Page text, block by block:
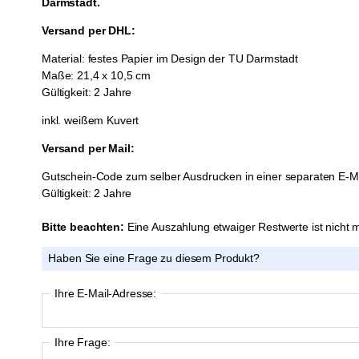
Darmstadt.
Versand per DHL:
Material: festes Papier im Design der TU Darmstadt
Maße: 21,4 x 10,5 cm
Gültigkeit: 2 Jahre
inkl. weißem Kuvert
Versand per Mail:
Gutschein-Code zum selber Ausdrucken in einer separaten E-
Gültigkeit: 2 Jahre
Bitte beachten: Eine Auszahlung etwaiger Restwerte ist nicht
Haben Sie eine Frage zu diesem Produkt?
Ihre E-Mail-Adresse:
Ihre Frage: